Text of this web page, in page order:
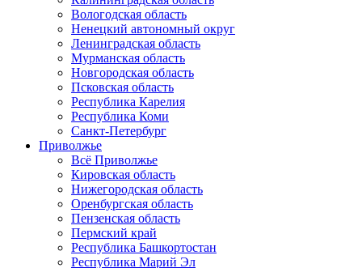
Вологодская область
Ненецкий автономный округ
Ленинградская область
Мурманская область
Новгородская область
Псковская область
Республика Карелия
Республика Коми
Санкт-Петербург
Приволжье
Всё Приволжье
Кировская область
Нижегородская область
Оренбургская область
Пензенская область
Пермский край
Республика Башкортостан
Республика Марий Эл